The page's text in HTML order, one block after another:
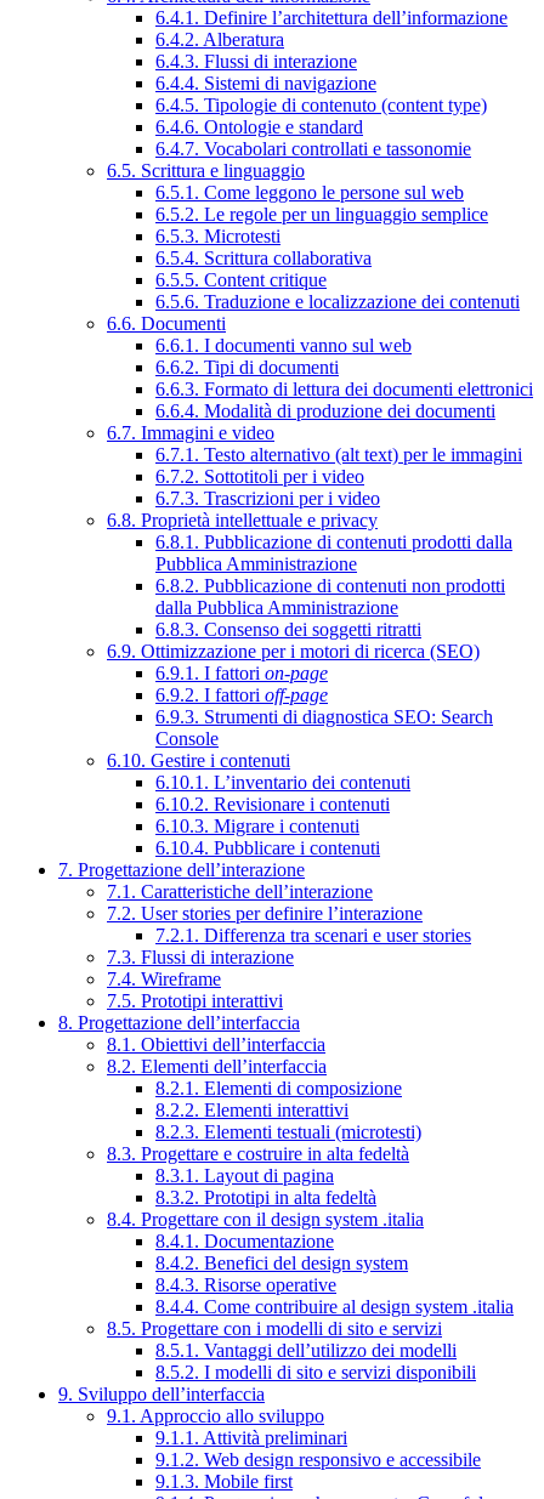
6.4.1. Definire l’architettura dell’informazione
6.4.2. Alberatura
6.4.3. Flussi di interazione
6.4.4. Sistemi di navigazione
6.4.5. Tipologie di contenuto (content type)
6.4.6. Ontologie e standard
6.4.7. Vocabolari controllati e tassonomie
6.5. Scrittura e linguaggio
6.5.1. Come leggono le persone sul web
6.5.2. Le regole per un linguaggio semplice
6.5.3. Microtesti
6.5.4. Scrittura collaborativa
6.5.5. Content critique
6.5.6. Traduzione e localizzazione dei contenuti
6.6. Documenti
6.6.1. I documenti vanno sul web
6.6.2. Tipi di documenti
6.6.3. Formato di lettura dei documenti elettronici
6.6.4. Modalità di produzione dei documenti
6.7. Immagini e video
6.7.1. Testo alternativo (alt text) per le immagini
6.7.2. Sottotitoli per i video
6.7.3. Trascrizioni per i video
6.8. Proprietà intellettuale e privacy
6.8.1. Pubblicazione di contenuti prodotti dalla
Pubblica Amministrazione
6.8.2. Pubblicazione di contenuti non prodotti
dalla Pubblica Amministrazione
6.8.3. Consenso dei soggetti ritratti
6.9. Ottimizzazione per i motori di ricerca (SEO)
6.9.1. I fattori on-page
6.9.2. I fattori off-page
6.9.3. Strumenti di diagnostica SEO: Search
Console
6.10. Gestire i contenuti
6.10.1. L’inventario dei contenuti
6.10.2. Revisionare i contenuti
6.10.3. Migrare i contenuti
6.10.4. Pubblicare i contenuti
7. Progettazione dell’interazione
7.1. Caratteristiche dell’interazione
7.2. User stories per definire l’interazione
7.2.1. Differenza tra scenari e user stories
7.3. Flussi di interazione
7.4. Wireframe
7.5. Prototipi interattivi
8. Progettazione dell’interfaccia
8.1. Obiettivi dell’interfaccia
8.2. Elementi dell’interfaccia
8.2.1. Elementi di composizione
8.2.2. Elementi interattivi
8.2.3. Elementi testuali (microtesti)
8.3. Progettare e costruire in alta fedeltà
8.3.1. Layout di pagina
8.3.2. Prototipi in alta fedeltà
8.4. Progettare con il design system .italia
8.4.1. Documentazione
8.4.2. Benefici del design system
8.4.3. Risorse operative
8.4.4. Come contribuire al design system .italia
8.5. Progettare con i modelli di sito e servizi
8.5.1. Vantaggi dell’utilizzo dei modelli
8.5.2. I modelli di sito e servizi disponibili
9. Sviluppo dell’interfaccia
9.1. Approccio allo sviluppo
9.1.1. Attività preliminari
9.1.2. Web design responsivo e accessibile
9.1.3. Mobile first